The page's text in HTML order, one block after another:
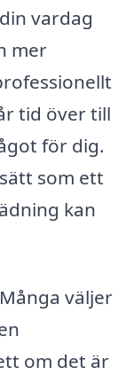
vardag
mer
tid över till
för dig.
som ett
kan
Många väljer
om det är